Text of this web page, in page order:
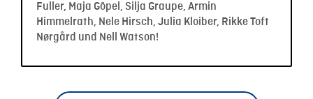
Fuller, Maja Göpel, Silja Graupe, Armin
Himmelrath, Nele Hirsch, Julia Kloiber, Rikke Toft
Nørgård und Nell Watson!